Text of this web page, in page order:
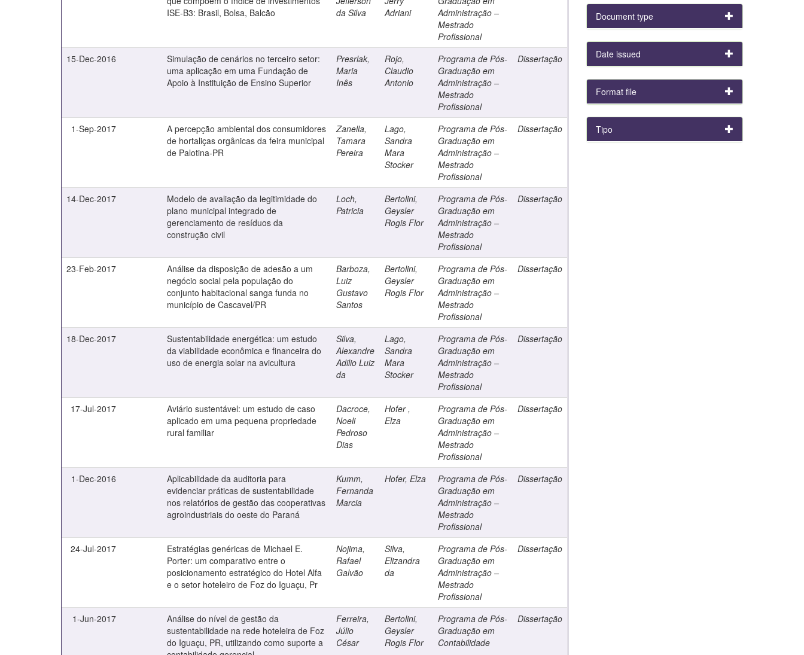
ISE-B3: Brasil, Bolsa, Balcão
da Silva
Adriani
Administração –
Mestrado
Profissional
15-Dec-2016
Simulação de cenários no terceiro setor:
uma aplicação em uma Fundação de
Apoio à Instituição de Ensino Superior
Presrlak,
Maria
Inês
Rojo,
Claudio
Antonio
Programa de Pós-
Graduação em
Administração –
Mestrado
Profissional
Dissertação
1-Sep-2017
A percepção ambiental dos consumidores
de hortaliças orgânicas da feira municipal
de Palotina-PR
Zanella,
Tamara
Pereira
Lago,
Sandra
Mara
Stocker
Programa de Pós-
Graduação em
Administração –
Mestrado
Profissional
Dissertação
14-Dec-2017
Modelo de avaliação da legitimidade do
plano municipal integrado de
gerenciamento de resíduos da
construção civil
Loch,
Patricia
Bertolini,
Geysler
Rogis Flor
Programa de Pós-
Graduação em
Administração –
Mestrado
Profissional
Dissertação
23-Feb-2017
Análise da disposição de adesão a um
negócio social pela população do
conjunto habitacional sanga funda no
município de Cascavel/PR
Barboza,
Luiz
Gustavo
Santos
Bertolini,
Geysler
Rogis Flor
Programa de Pós-
Graduação em
Administração –
Mestrado
Profissional
Dissertação
18-Dec-2017
Sustentabilidade energética: um estudo
da viabilidade econômica e financeira do
uso de energia solar na avicultura
Silva,
Alexandre
Adilio Luiz
da
Lago,
Sandra
Mara
Stocker
Programa de Pós-
Graduação em
Administração –
Mestrado
Profissional
Dissertação
17-Jul-2017
Aviário sustentável: um estudo de caso
aplicado em uma pequena propriedade
rural familiar
Dacroce,
Noeli
Pedroso
Dias
Hofer ,
Elza
Programa de Pós-
Graduação em
Administração –
Mestrado
Profissional
Dissertação
1-Dec-2016
Aplicabilidade da auditoria para
evidenciar práticas de sustentabilidade
nos relatórios de gestão das cooperativas
agroindustriais do oeste do Paraná
Kumm,
Fernanda
Marcia
Hofer, Elza
Programa de Pós-
Graduação em
Administração –
Mestrado
Profissional
Dissertação
24-Jul-2017
Estratégias genéricas de Michael E.
Porter: um comparativo entre o
posicionamento estratégico do Hotel Alfa
e o setor hoteleiro de Foz do Iguaçu, Pr
Nojima,
Rafael
Galvão
Silva,
Elizandra
da
Programa de Pós-
Graduação em
Administração –
Mestrado
Profissional
Dissertação
1-Jun-2017
Análise do nível de gestão da
sustentabilidade na rede hoteleira de Foz
do Iguaçu, PR, utilizando como suporte a
Ferreira,
Júlio
César
Bertolini,
Geysler
Rogis Flor
Programa de Pós-
Graduação em
Contabilidade
Dissertação
Document type
Date issued
Format file
Tipo